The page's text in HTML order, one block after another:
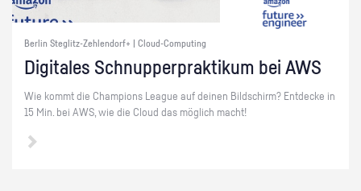
Berlin Steglitz-Zehlendorf+ | Cloud-Computing
Di­gi­ta­les Schnup­per­prak­ti­kum bei AWS
Wie kommt die Cham­pi­ons Le­ague auf dei­nen Bild­schirm? Ent­de­cke in
15 Min. bei AWS, wie die Cloud das mög­lich macht!